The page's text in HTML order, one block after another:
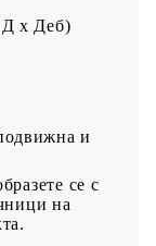
x Деб)
и
се с
на